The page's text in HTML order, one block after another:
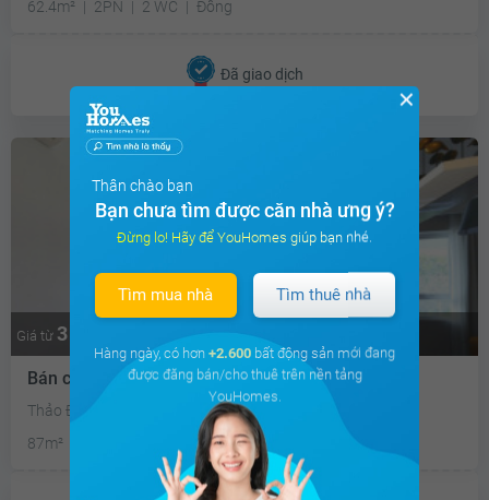
62.4m² 2PN 2 WC Đông
Đã giao dịch
Giá từ 3 tỷ
Bán căn hộ chung cư Masteri Thảo Điền
Thảo Điền, Quận 2, Tp Hồ Chí Minh
87m²
Tây Bắc
✕
Thân chào bạn
Bạn chưa tìm được căn nhà ưng ý?
Đừng lo! Hãy để YouHomes giúp bạn nhé.
Tìm mua nhà Tìm thuê nhà
Hàng ngày, có hơn +2.600 bất động sản mới đang
được đăng bán/cho thuê trên nền tảng
YouHomes.